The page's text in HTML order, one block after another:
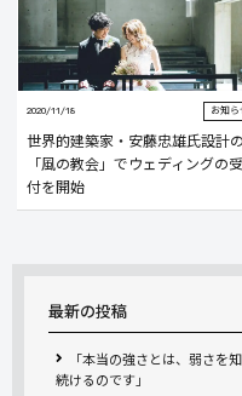
2020/11/18 お知ら
世界的建築家・安藤忠雄氏設計の
「風の教会」でウェディングの受
付を開始
最新の投稿
「本当の強さとは、弱さを
続けるのです」